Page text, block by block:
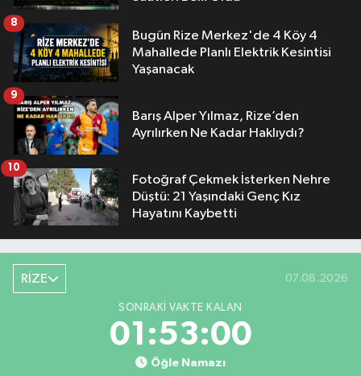
Bugün Rize Merkez'de 4 Köy 4
Mahallede Planlı Elektrik Kesintisi
Yaşanacak
8
Barış Alper Yılmaz, Rize’den
Ayrılırken Ne Kadar Haklıydı?
9
Fotoğraf Çekmek İsterken Nehre
Düştü: 21 Yaşındaki Genç Kız
Hayatını Kaybetti
10
RİZE 07.08.2026
SONRAKI VAKTE KALAN
01:53:00
Öğle Namazı